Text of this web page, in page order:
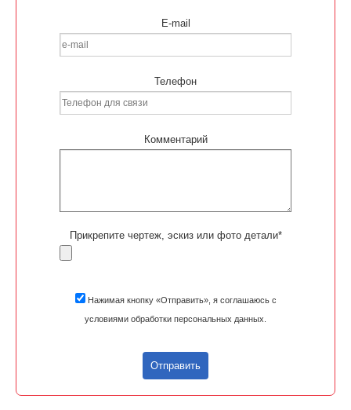
E-mail
Телефон
Комментарий
Прикрепите чертеж, эскиз или фото детали*
Нажимая кнопку «Отправить», я соглашаюсь с
условиями обработки персональных данных.
Отправить